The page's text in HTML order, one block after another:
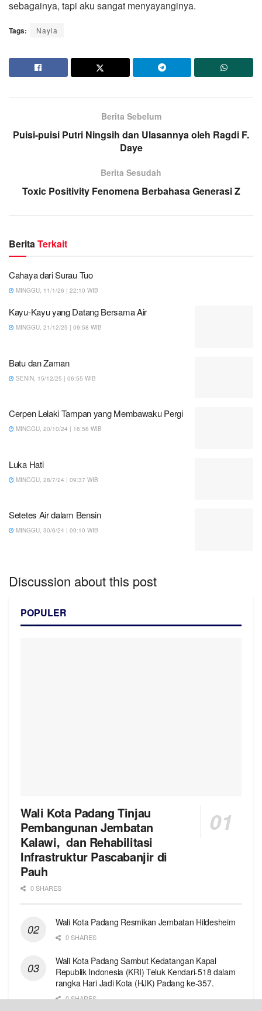
sebagainya, tapi aku sangat menyayanginya.
Tags: Nayla
Berita Sebelum
Puisi-puisi Putri Ningsih dan Ulasannya oleh Ragdi F.
Daye
Berita Sesudah
Toxic Positivity Fenomena Berbahasa Generasi Z
BeritaTerkait
Cahaya dari Surau Tuo
MINGGU, 11/1/26 | 22:10 WIB
Kayu-Kayu yang Datang Bersama Air
MINGGU, 21/12/25 | 09:58 WIB
Batu dan Zaman
SENIN, 15/12/25 | 06:55 WIB
Cerpen Lelaki Tampan yang Membawaku Pergi
MINGGU, 20/10/24 | 16:56 WIB
Luka Hati
MINGGU, 28/7/24 | 09:37 WIB
Setetes Air dalam Bensin
MINGGU, 30/6/24 | 09:10 WIB
Discussion about this post
POPULER
Wali Kota Padang Tinjau
Pembangunan Jembatan
Kalawi, dan Rehabilitasi
Infrastruktur Pascabanjir di
Pauh
0 SHARES
Wali Kota Padang Resmikan Jembatan Hildesheim
0 SHARES
Wali Kota Padang Sambut Kedatangan Kapal
Republik Indonesia (KRI) Teluk Kendari-518 dalam
rangka Hari Jadi Kota (HJK) Padang ke-357.
0 SHARES